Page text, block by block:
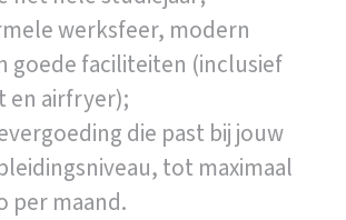
werksfeer, modern
goede faciliteiten (inclusief
en airfryer);
die past bij jouw
tot maximaal
per maand.